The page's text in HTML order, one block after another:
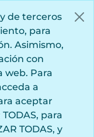
de terceros
para
Asimismo,
con
web. Para
a
aceptar
para
TODAS, y